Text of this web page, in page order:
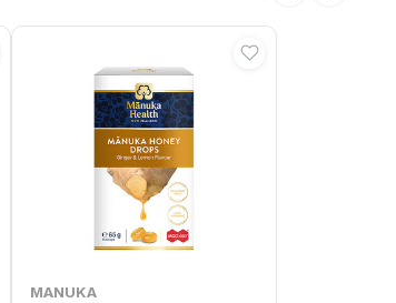
MANUKA